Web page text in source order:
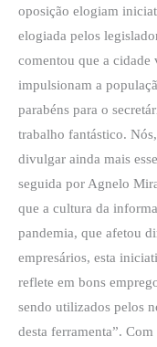
oposição elogiam
elogiada pelos
comentou que a cidade
impulsionam a
parabéns para o
trabalho fantástico.
divulgar ainda mais
seguida por Agnelo
que a cultura da
pandemia, que afetou
empresários, esta
reflete em bons
sendo utilizados pelos
desta ferramenta”.